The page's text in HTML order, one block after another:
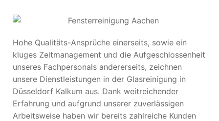
Hohe Qualitäts-Ansprüche einerseits, sowie ein
kluges Zeitmanagement und die Aufgeschlossenheit
unseres Fachpersonals andererseits, zeichnen
unsere Dienstleistungen in der Glasreinigung in
Düsseldorf Kalkum aus. Dank weitreichender
Erfahrung und aufgrund unserer zuverlässigen
Arbeitsweise haben wir bereits zahlreiche Kunden